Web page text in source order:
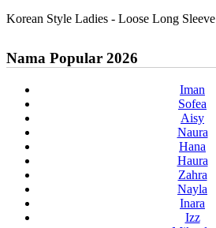
Korean Style Ladies - Loose Long Sleeve
Nama Popular 2026
Iman
Sofea
Aisy
Naura
Hana
Haura
Zahra
Nayla
Inara
Izz